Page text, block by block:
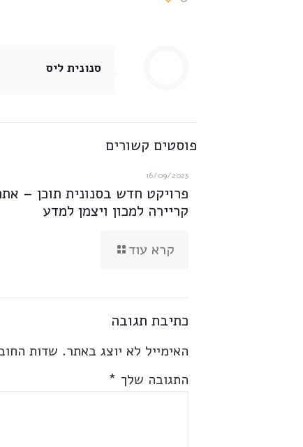
סנונית ליס
פוסטים קשורים
16/09/2025
פרויקט חדש בסנונית תוכן –
קריירה למכון ויצמן למדע
קרא עוד
כתיבת תגובה
האימייל לא יוצג באתר. שדות
התגובה שלך *